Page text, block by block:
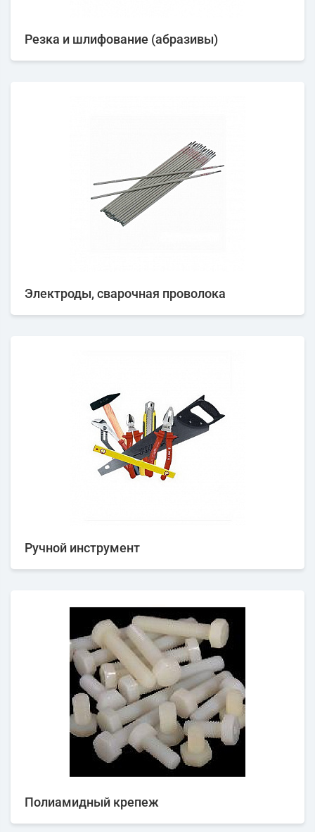
Резка и шлифование (абразивы)
Электроды, сварочная проволока
Ручной инструмент
Полиамидный крепеж